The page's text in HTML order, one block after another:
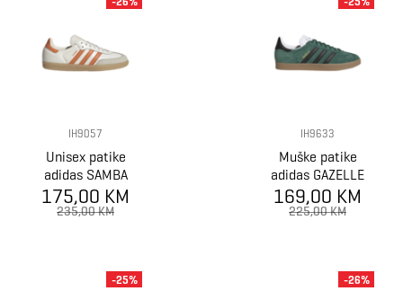
IH9057
Unisex patike
adidas SAMBA
OG W
175,00 KM
235,00 KM
IH9633
Muške patike
adidas GAZELLE
169,00 KM
225,00 KM
-25% -26%